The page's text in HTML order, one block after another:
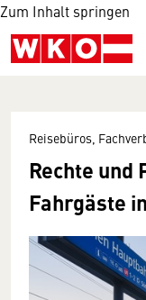
Zum Inhalt springen
Reisebüros,
Rechte
Fahrgäste